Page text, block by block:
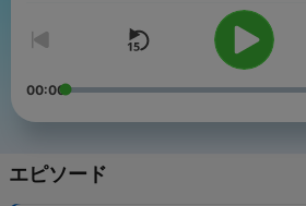
00:00
エピソード